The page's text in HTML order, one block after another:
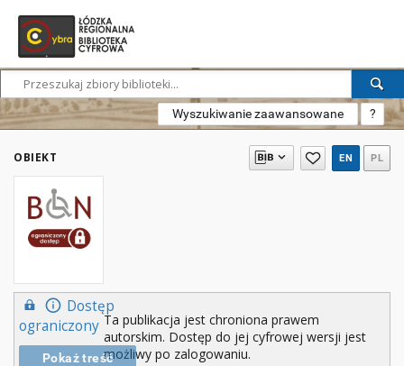
Wyszukiwanie zaawansowane ?
OBIEKT EN PL
Dostęp
ograniczony
Pokaż treść
Ta publikacja jest chroniona prawem
autorskim. Dostęp do jej cyfrowej wersji jest
możliwy po zalogowaniu.